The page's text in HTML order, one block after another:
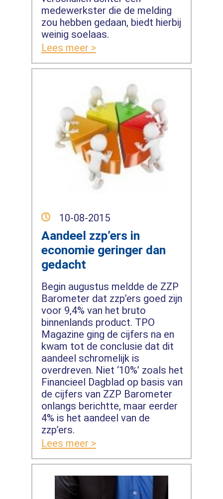
medewerkster die de melding
zou hebben gedaan, biedt hierbij
weinig soelaas.
Lees meer >
10-08-2015
Aandeel zzp’ers in
economie geringer dan
gedacht
Begin augustus meldde de ZZP
Barometer dat zzp’ers goed zijn
voor 9,4% van het bruto
binnenlands product. TPO
Magazine ging de cijfers na en
kwam tot de conclusie dat dit
aandeel schromelijk is
overdreven. Niet ‘10%’ zoals het
Financieel Dagblad op basis van
de cijfers van ZZP Barometer
onlangs berichtte, maar eerder
4% is het aandeel van de
zzp’ers.
Lees meer >